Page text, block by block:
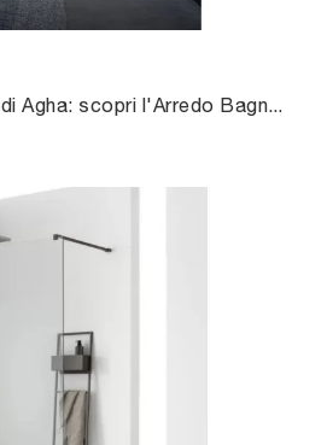
Box doccia Outline di Agha: scopri l'Arredo Bagno in vetro moderno e arreda il tuo bagno.